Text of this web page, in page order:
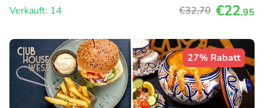
Verkauft: 14
€32,70 €22,95
27% Rabatt